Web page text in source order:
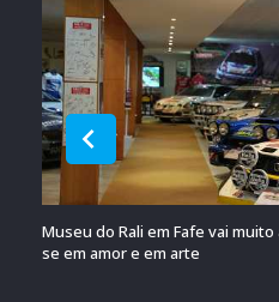
Museu do Rali em Fafe vai
se em amor e em arte